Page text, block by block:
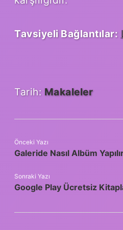
Tavsiyeli Bağlantılar:
Tarih: Makaleler
Önceki Yazı
Galeride Nasıl Albüm
Sonraki Yazı
Google Play Ücretsiz